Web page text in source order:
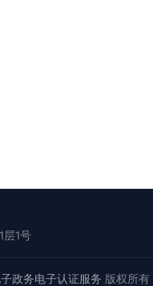
层1号
政务电子认证服务 版权所有